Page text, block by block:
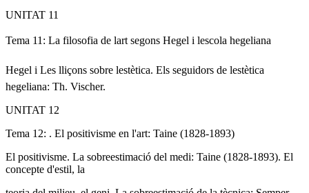
UNITAT 11
Tema 11: La filosofia de lart segons Hegel i lescola hegeliana
Hegel i Les lliçons sobre lestètica. Els seguidors de lestètica
hegeliana: Th. Vischer.
UNITAT 12
Tema 12: . El positivisme en l'art: Taine (1828-1893)
El positivisme. La sobreestimació del medi: Taine (1828-1893). El
concepte d'estil, la